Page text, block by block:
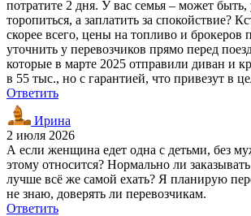
потратите 2 дня. У вас семья – может быть,
торопиться, а заплатить за спокойствие?
скорее всего, цены на топливо и брокеров
уточнить у перевозчиков прямо перед
которые в марте 2025 отправили диван и
в 55 тыс., но с гарантией, что привезут в
Ответить
Ирина
2 июля 2026
А если женщина едет одна с детьми, без
этому относится? Нормально ли
лучше всё же самой ехать? Я планирую
не знаю, доверять ли перевозчикам.
Ответить